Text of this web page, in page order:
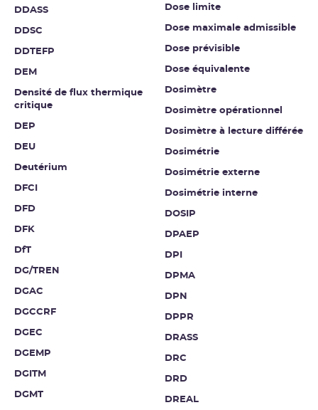
DDASS
DDSC
DDTEFP
DEM
Densité de flux thermique
critique
DEP
DEU
Deutérium
DFCI
DFD
DFK
DfT
DG/TREN
DGAC
DGCCRF
DGEC
DGEMP
DGITM
DGMT
Dose limite
Dose maximale admissible
Dose prévisible
Dose équivalente
Dosimètre
Dosimètre opérationnel
Dosimètre à lecture différée
Dosimétrie
Dosimétrie externe
Dosimétrie interne
DOSIP
DPAEP
DPI
DPMA
DPN
DPPR
DRASS
DRC
DRD
DREAL